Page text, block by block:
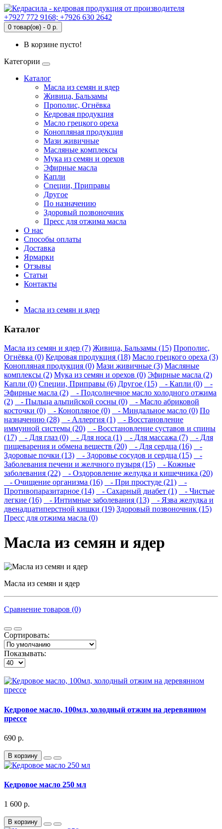
+7927 772 9168; +7926 630 2642
0 товар(ов) - 0 р.
В корзине пусто!
Категории
Каталог
Масла из семян и ядер
Живица, Бальзамы
Прополис, Огнёвка
Кедровая продукция
Масло грецкого ореха
Конопляная продукция
Мази живичные
Масляные комплексы
Мука из семян и орехов
Эфирные масла
Капли
Специи, Приправы
Другое
По назначению
Здоровый позвоночник
Пресс для отжима масла
О нас
Способы оплаты
Доставка
Ярмарки
Отзывы
Статьи
Контакты
Масла из семян и ядер
Каталог
Масла из семян и ядер (7) Живица, Бальзамы (15) Прополис,
Огнёвка (0) Кедровая продукция (18) Масло грецкого ореха (3)
Конопляная продукция (0) Мази живичные (3) Масляные
комплексы (2) Мука из семян и орехов (0) Эфирные масла (2)
Капли (0) Специи, Приправы (6) Другое (15) - Капли (0)
-
Эфирные масла (2)
- Подсолнечное масло холодного отжима
(2)
- Пыльца альпийской сосны (0)
- Масло абриковой
косточки (0)
- Конопляное (0) - Миндальное масло (0) По
назначению (28)
- Аллергия (1)
- Восстановление
иммунной системы (20)
- Восстановление суставов и спины
(17)
- Для глаз (0) - Для носа (1) - Для массажа (7)
- Для
пищеварения и обмена веществ (20)
- Для сердца (16)
-
Здоровые почки (13)
- Здоровье сосудов и сердца (15)
-
Заболевания печени и желчного пузыря (15)
- Кожные
заболевания (22)
- Оздоровление желудка и кишечника (20)
- Очищение организма (16)
- При простуде (21)
-
Противопаразитарное (14)
- Сахарный диабет (1)
- Чистые
легкие (16)
- Интимные заболевания (13)
- Язва желудка и
двенадцатиперстной кишки (19) Здоровый позвоночник (15)
Пресс для отжима масла (0)
Масла из семян и ядер
Масла из семян и ядер
Сравнение товаров (0)
Сортировать:
Показывать:
Кедровое масло, 100мл, холодный отжим на деревянном
прессе
690 р.
В корзину
Кедровое масло 250 мл
1 600 р.
В корзину